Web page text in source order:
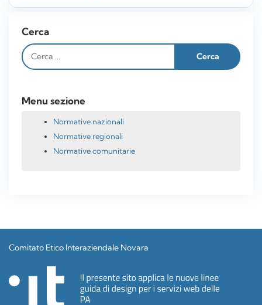
Cerca
Menu sezione
Normative nazionali
Normative regionali
Normative comunitarie
Comitato Etico Interaziendale Novara